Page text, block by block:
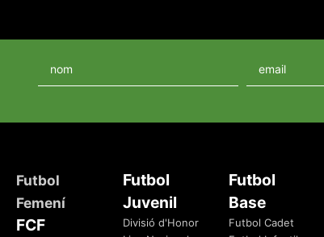
Futbol
Femení
FCF
Futbol
Juvenil
Divisió d'Honor
Futbol
Base
Futbol Cadet